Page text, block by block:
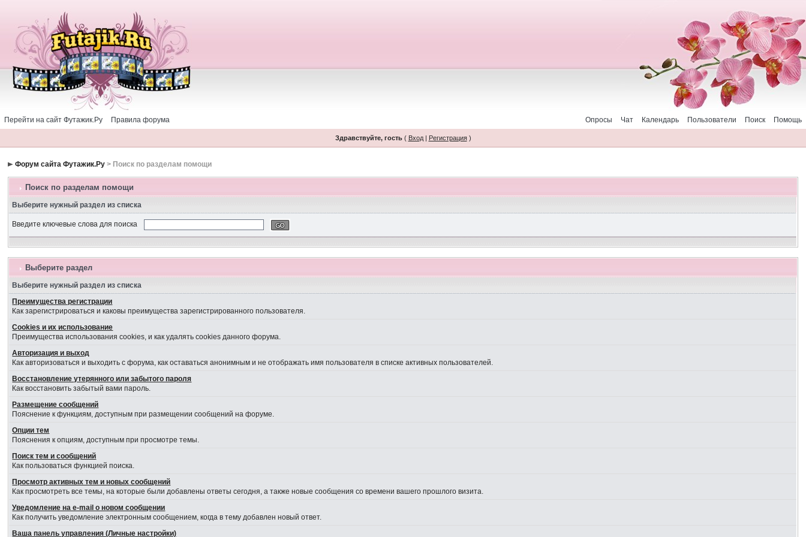
Перейти на сайт Футажик.Ру Правила форума Помощь
Поиск
Пользователи
Календарь
Чат
Опросы
Здравствуйте, гость( Вход| Регистрация)
Форум сайта Футажик.Ру > Поиск по разделам помощи
Поиск по разделам помощи
Выберите нужный раздел из списка
Введите ключевые слова для поиска
Выберите раздел
Выберите нужный раздел из списка
Преимущества регистрации
Как зарегистрироваться и каковы преимущества зарегистрированного пользователя.
Cookies и их использование
Преимущества использования cookies, и как удалять cookies данного форума.
Авторизация и выход
Как авторизоваться и выходить с форума, как оставаться анонимным и не отображать имя пользователя в списке активных пользователей.
Восстановление утерянного или забытого пароля
Как восстановить забытый вами пароль.
Размещение сообщений
Пояснение к функциям, доступным при размещении сообщений на форуме.
Опции тем
Пояснения к опциям, доступным при просмотре темы.
Поиск тем и сообщений
Как пользоваться функцией поиска.
Просмотр активных тем и новых сообщений
Как просмотреть все темы, на которые были добавлены ответы сегодня, а также новые сообщения со времени вашего прошлого визита.
Уведомление на е-mail о новом сообщении
Как получить уведомление электронным сообщением, когда в тему добавлен новый ответ.
Ваша панель управления (Личные настройки)